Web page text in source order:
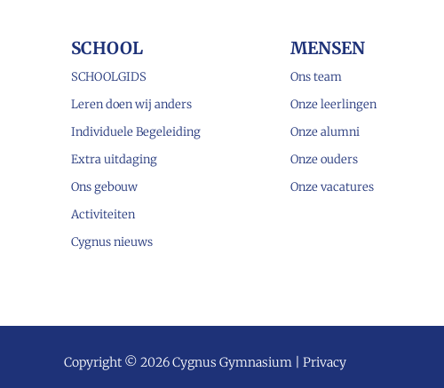
SCHOOL
SCHOOLGIDS
Leren doen wij anders
Individuele Begeleiding
Extra uitdaging
Ons gebouw
Activiteiten
Cygnus nieuws
MENSEN
Ons team
Onze leerlingen
Onze alumni
Onze ouders
Onze vacatures
Copyright © 2026 Cygnus Gymnasium | Privacy